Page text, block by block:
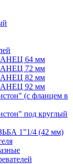
64 мм
72 мм
82 мм
92 мм
(с фланцем в
под круглый
1”1/4 (42 мм)